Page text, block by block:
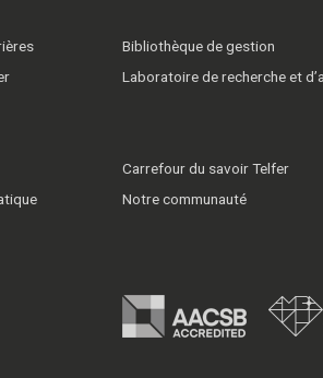
Bibliothèque de gestion
Laboratoire de recherche et
Carrefour du savoir Telfer
Notre communauté